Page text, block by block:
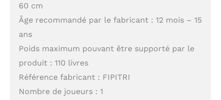
60 cm
Âge recommandé par le fabricant : 12 mois – 15
ans
Poids maximum pouvant être supporté par le
produit : 110 livres
Référence fabricant : FIPITRI
Nombre de joueurs : 1